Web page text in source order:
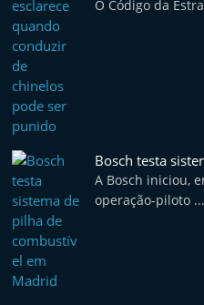
e
r
O Código da
Bosch testa
A Bosch iniciou,
operação-piloto ...